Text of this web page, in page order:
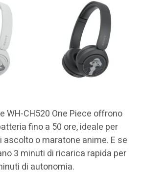
WH-CH520 One Piece offrono
fino a 50 ore, ideale per
o maratone anime. E se
3 minuti di ricarica rapida per
di autonomia.